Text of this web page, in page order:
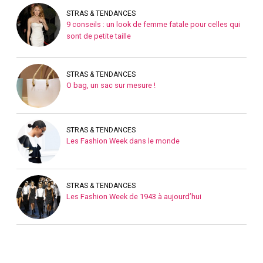
STRAS & TENDANCES
9 conseils : un look de femme fatale pour celles qui
sont de petite taille
STRAS & TENDANCES
O bag, un sac sur mesure !
STRAS & TENDANCES
Les Fashion Week dans le monde
STRAS & TENDANCES
Les Fashion Week de 1943 à aujourd’hui